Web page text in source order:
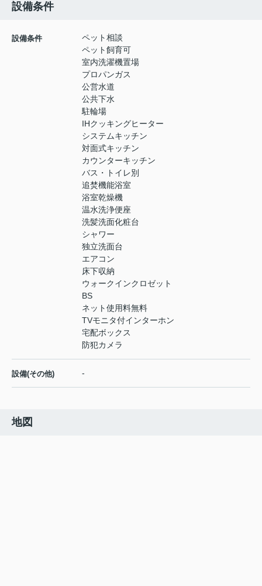
設備条件
設備条件
ペット相談
ペット飼育可
室内洗濯機置場
プロパンガス
公営水道
公共下水
駐輪場
IHクッキングヒーター
システムキッチン
対面式キッチン
カウンターキッチン
バス・トイレ別
追焚機能浴室
浴室乾燥機
温水洗浄便座
洗髪洗面化粧台
シャワー
独立洗面台
エアコン
床下収納
ウォークインクロゼット
BS
ネット使用料無料
TVモニタ付インターホン
宅配ボックス
防犯カメラ
設備(その他) -
地図